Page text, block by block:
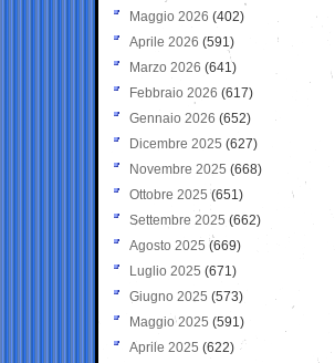
Maggio 2026 (402)
Aprile 2026 (591)
Marzo 2026 (641)
Febbraio 2026 (617)
Gennaio 2026 (652)
Dicembre 2025 (627)
Novembre 2025 (668)
Ottobre 2025 (651)
Settembre 2025 (662)
Agosto 2025 (669)
Luglio 2025 (671)
Giugno 2025 (573)
Maggio 2025 (591)
Aprile 2025 (622)